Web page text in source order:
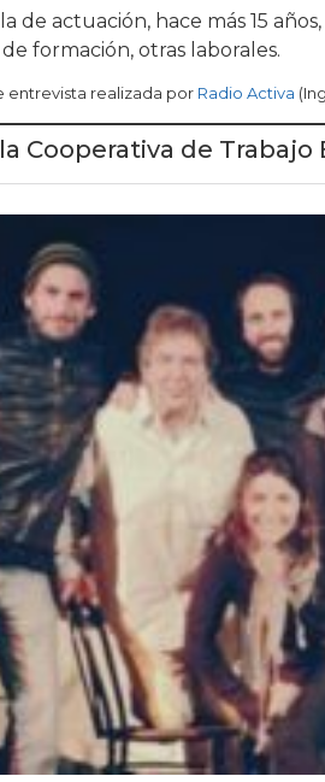
de actuación, hace más 15
formación, otras laborales.
entrevista realizada por Radio Activa
Cooperativa de